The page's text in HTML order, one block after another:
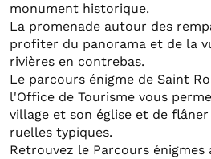
monument historique.
La promenade autour des
profiter du panorama et de la
rivières en contrebas.
Le parcours énigme de Saint
l'Office de Tourisme vous
village et son église et de
ruelles typiques.
Retrouvez le Parcours